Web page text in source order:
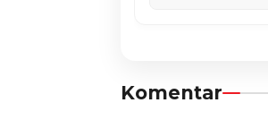
Komentar